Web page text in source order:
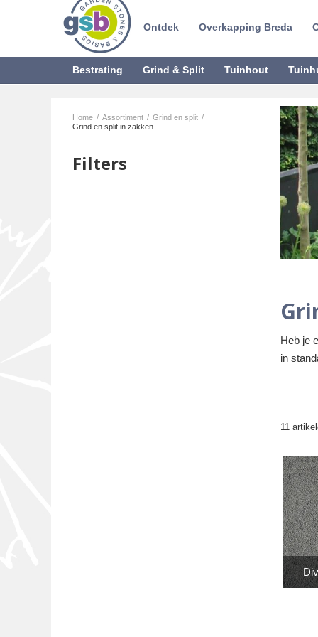
Ontdek Overkapping Breda
Bestrating Grind & Split Tuinhout
Home / Assortiment / Grind en split /
Grind en split in zakken
Filters
Heb je
in
11